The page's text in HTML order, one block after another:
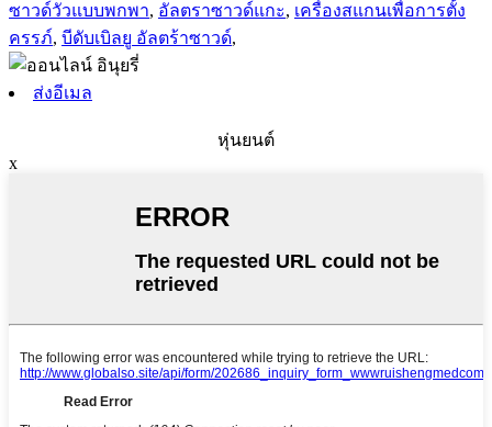
ซาวด์วัวแบบพกพา, อัลตราซาวด์แกะ, เครื่องสแกนเพื่อการตั้ง
ครรภ์, บีดับเบิลยู อัลตร้าซาวด์,
ส่งอีเมล
หุ่นยนต์
x